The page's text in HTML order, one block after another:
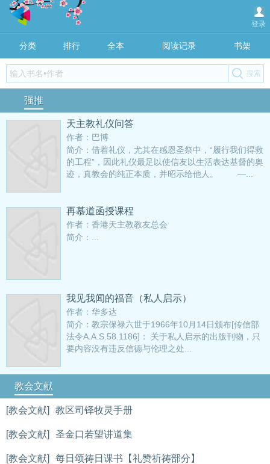
登录
分类 排行 全本 阅读记录 书架
强推
天主教礼仪问答
作者：巴博
简介：借着礼仪，尤其在感恩圣祭中，“履行我们得救
的工程”，因此礼仪最足以使信友以生活表达基督的奥
迹，真教会的纯正本质，并昭示给他人。 —...
再慕道函授课程
作者：香港天主教教友总会
简介：...
我见我闻的福音（私人启示）
作者：华多达
简介：教宗保禄六世于1966年10月14日颁布[传信部
法令A.A.S.58.1186]： 关于私人启示的出版刊物，只
要内容没有违反信德与伦理之处...
教会文献
[教会文献] 教区司铎牧灵手册
[教会文献] 圣金口若望讲道集
[教会文献] 每日颂祷日课书【礼赞祈祷部分】